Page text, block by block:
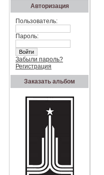
Авторизация
Пользователь:
Пароль:
Забыли пароль?
Регистрация
Заказать альбом